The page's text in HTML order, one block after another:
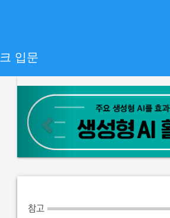
입문
p
e
v
i
o
s
참고